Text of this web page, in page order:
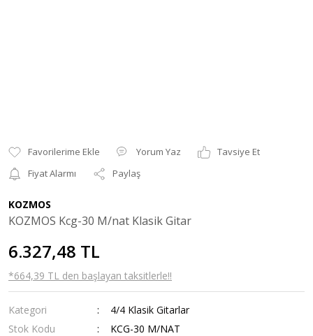
Yorum Yaz
Tavsiye Et
Fiyat Alarmı
Paylaş
KOZMOS
KOZMOS Kcg-30 M/nat Klasik Gitar
6.327,48 TL
*664,39 TL den başlayan taksitlerle!!
Kategori
4/4 Klasik Gitarlar
Stok Kodu
KCG-30 M/NAT